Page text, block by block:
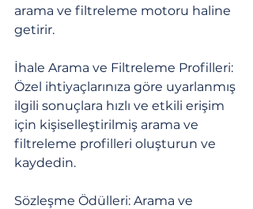
arama ve filtreleme motoru haline
getirir.
İhale Arama ve Filtreleme Profilleri:
Özel ihtiyaçlarınıza göre uyarlanmış
ilgili sonuçlara hızlı ve etkili erişim
için kişiselleştirilmiş arama ve
filtreleme profilleri oluşturun ve
kaydedin.
Sözleşme Ödülleri: Arama ve